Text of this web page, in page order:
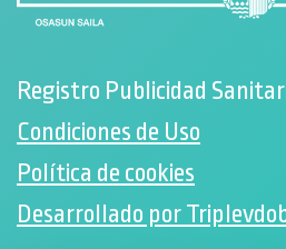
Registro Publicidad
Condiciones de Uso
Política de cookies
Desarrollado por